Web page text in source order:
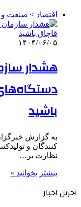
اقتصاد > صنعت
۱۴۰۴/۰۶/۰۵
هشدار
باشید
به گزارش
کنندگان و
نظارت بر…
بیشتر بخوانید »
آخرین اخبار